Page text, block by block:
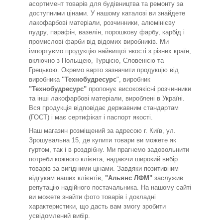
асортимент товарів для будівництва та ремонту за
доступними цінами. У нашому каталозі ви знайдете
лакофарбові матеріали, розчинники, алюмінієву
пудру, парафін, вазелін, порошкову фарбу, карбід і
промислові фарби від відомих виробників. Ми
імпортуємо продукцію найвищої якості з різних країн,
включно з Польщею, Турцією, Словенією та
Грецькою. Окремо варто зазначити продукцію від
виробника "Технобудресурс", виробник
"Технобудресурс" пропонує високоякісні розчинники
та інші лакофарбові матеріали, вироблені в Україні.
Вся продукція відповідає державним стандартам
(ГОСТ) і має сертифікат і паспорт якості.
Наш магазин розміщений за адресою г. Київ, ул.
Зрошувальна 15, де купити товари ви можете як
гуртом, так і в роздрібну. Ми прагнемо задовольнити
потреби кожного клієнта, надаючи широкий вибір
товарів за вигідними цінами. Завдяки позитивним
відгукам наших клієнтів, "Альянс ЛФМ" заслужив
репутацію надійного постачальника. На нашому сайті
ви можете знайти фото товарів і докладні
характеристики, що дасть вам змогу зробити
усвідомлений вибір.